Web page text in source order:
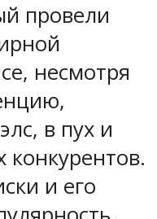
провели
несмотря
в пух и
конкурентов.
и его